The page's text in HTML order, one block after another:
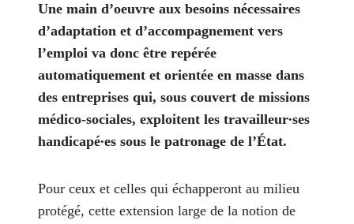
Une main d’oeuvre aux besoins nécessaires
d’adaptation et d’accompagnement vers
l’emploi va donc être repérée
automatiquement et orientée en masse dans
des entreprises qui, sous couvert de missions
médico-sociales, exploitent les travailleur∙ses
handicapé∙es sous le patronage de l’État.
Pour ceux et celles qui échapperont au milieu
protégé, cette extension large de la notion de